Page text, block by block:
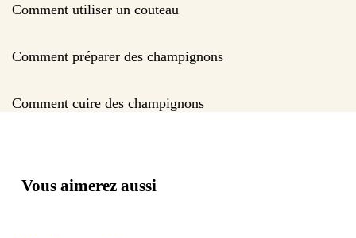
Comment utiliser un couteau
Comment préparer des champignons
Comment cuire des champignons
Vous aimerez aussi